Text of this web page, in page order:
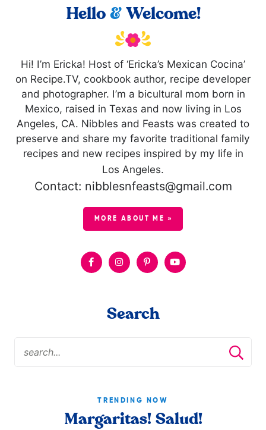
Hello &Welcome!
Hi! I’m Ericka! Host of ‘Ericka’s Mexican Cocina’
on Recipe.TV, cookbook author, recipe developer
and photographer. I’m a bicultural mom born in
Mexico, raised in Texas and now living in Los
Angeles, CA. Nibbles and Feasts was created to
preserve and share my favorite traditional family
recipes and new recipes inspired by my life in
Los Angeles.
Contact: nibblesnfeasts@gmail.com
MORE ABOUT ME »
Search
TRENDING NOW
Margaritas! Salud!